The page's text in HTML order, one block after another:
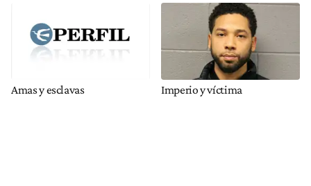
Amas y esclavas Imperio y víctima